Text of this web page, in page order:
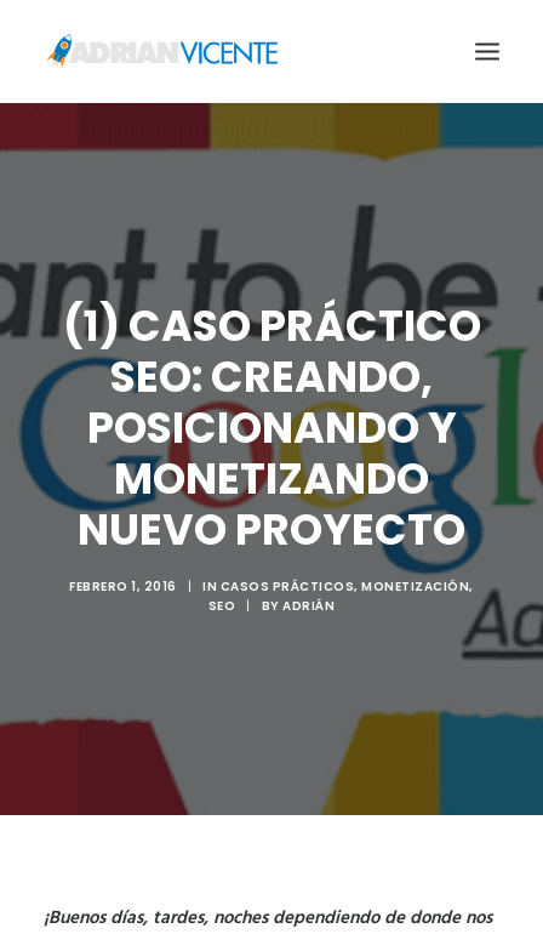
ACERCA DE
LO QUE HAGO
BLOG
CONTACTO
SEARCH
(1) CASO PRÁCTICO
SEO: CREANDO,
POSICIONANDO Y
MONETIZANDO
NUEVO PROYECTO
FEBRERO 1, 2016 | IN CASOS PRÁCTICOS,MONETIZACIÓN,
SEO
| BYADRIÁN
¡Buenos días, tardes, noches dependiendo de donde nos